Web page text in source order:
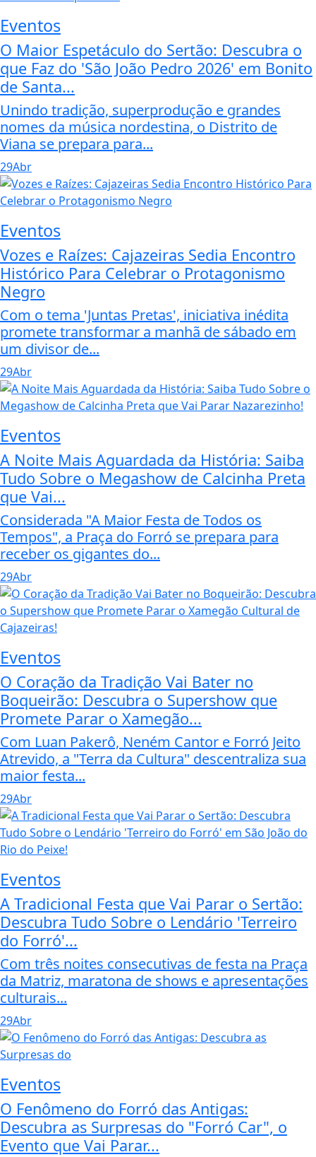
Eventos
O Maior Espetáculo do Sertão: Descubra o
que Faz do 'São João Pedro 2026' em Bonito
de Santa...
Unindo tradição, superprodução e grandes
nomes da música nordestina, o Distrito de
Viana se prepara para...
29Abr
Eventos
Vozes e Raízes: Cajazeiras Sedia Encontro
Histórico Para Celebrar o Protagonismo
Negro
Com o tema 'Juntas Pretas', iniciativa inédita
promete transformar a manhã de sábado em
um divisor de...
29Abr
Eventos
A Noite Mais Aguardada da História: Saiba
Tudo Sobre o Megashow de Calcinha Preta
que Vai...
Considerada "A Maior Festa de Todos os
Tempos", a Praça do Forró se prepara para
receber os gigantes do...
29Abr
Eventos
O Coração da Tradição Vai Bater no
Boqueirão: Descubra o Supershow que
Promete Parar o Xamegão...
Com Luan Pakerô, Neném Cantor e Forró Jeito
Atrevido, a "Terra da Cultura" descentraliza sua
maior festa...
29Abr
Eventos
A Tradicional Festa que Vai Parar o Sertão:
Descubra Tudo Sobre o Lendário 'Terreiro
do Forró'...
Com três noites consecutivas de festa na Praça
da Matriz, maratona de shows e apresentações
culturais...
29Abr
Eventos
O Fenômeno do Forró das Antigas:
Descubra as Surpresas do "Forró Car", o
Evento que Vai Parar...